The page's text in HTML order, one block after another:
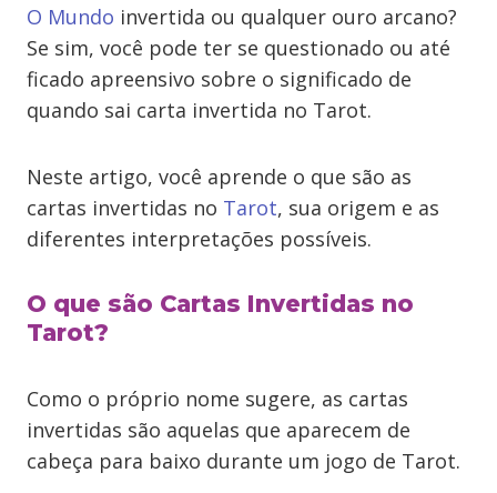
O Mundo invertida ou qualquer ouro arcano?
Se sim, você pode ter se questionado ou até
ficado apreensivo sobre o significado de
quando sai carta invertida no Tarot.
Neste artigo, você aprende o que são as
cartas invertidas no Tarot, sua origem e as
diferentes interpretações possíveis.
O que são Cartas Invertidas no
Tarot?
Como o próprio nome sugere, as cartas
invertidas são aquelas que aparecem de
cabeça para baixo durante um jogo de Tarot.